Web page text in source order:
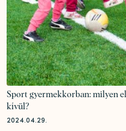
Sport gyermekkorban: milyen
kívül?
2024.04.29.